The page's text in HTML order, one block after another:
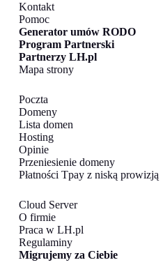
Kontakt
Pomoc
Generator umów RODO
Program Partnerski
Partnerzy LH.pl
Mapa strony
Poczta
Domeny
Lista domen
Hosting
Opinie
Przeniesienie domeny
Płatności Tpay z niską prowizją
Cloud Server
O firmie
Praca w LH.pl
Regulaminy
Migrujemy za Ciebie